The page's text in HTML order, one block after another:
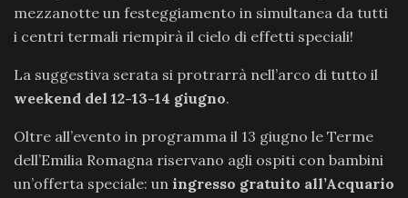
mezzanotte un festeggiamento in simultanea da tutti
i centri termali riempirà il cielo di effetti speciali!
La suggestiva serata si protrarrà nell’arco di tutto il
weekend del 12-13-14 giugno.
Oltre all’evento in programma il 13 giugno le Terme
dell’Emilia Romagna riservano agli ospiti con bambini
un’offerta speciale: un ingresso gratuito all’Acquario